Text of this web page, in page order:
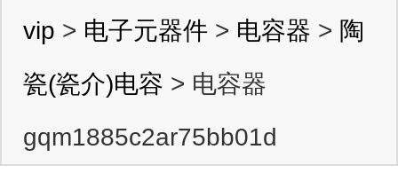
vip > 电子元器件 > 电容器 > 陶
瓷(瓷介)电容 > 电容器
gqm1885c2ar75bb01d